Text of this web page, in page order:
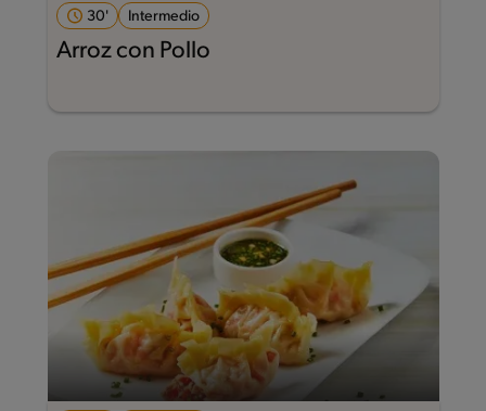
30' Intermedio
Arroz con Pollo